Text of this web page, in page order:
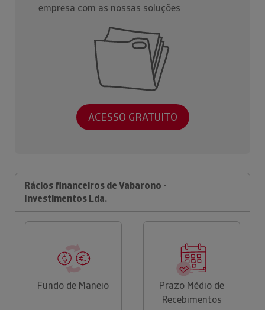
empresa com as nossas soluções
ACESSO GRATUITO
Rácios financeiros de Vabarono -
Investimentos Lda.
Fundo de Maneio
Prazo Médio de
Recebimentos